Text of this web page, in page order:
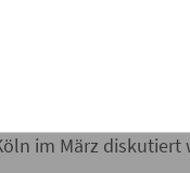
um eine
bei der
die Aufrüstung
im März diskutiert